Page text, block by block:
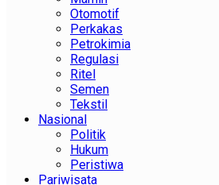
Otomotif
Perkakas
Petrokimia
Regulasi
Ritel
Semen
Tekstil
Nasional
Politik
Hukum
Peristiwa
Pariwisata